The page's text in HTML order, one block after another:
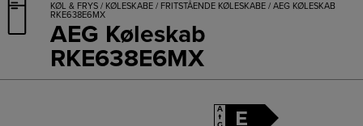
KØL & FRYS / KØLESKABE / FRITSTÅENDE KØLESKABE / AEG KØLESKAB
RKE638E6MX
AEG Køleskab
RKE638E6MX
A
↑
E